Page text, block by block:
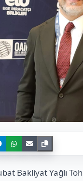
Bakliyat Yağlı